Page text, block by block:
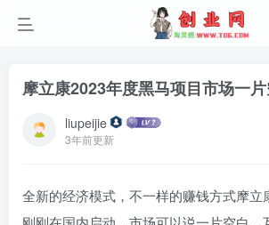
摩立康2023年度黑马项目市场一
liupeijie
3年前更新
全新的经济模式，不一样的赚钱方式摩立